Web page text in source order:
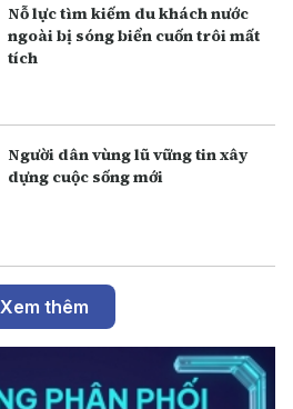
Nỗ lực tìm kiếm du khách nước
ngoài bị sóng biển cuốn trôi mất
tích
Người dân vùng lũ vững tin xây
dựng cuộc sống mới
Xem thêm